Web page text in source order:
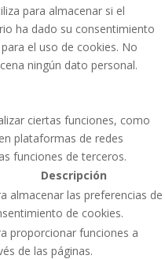
para almacenar si el
ha dado su consentimiento
el uso de cookies. No
ningún dato personal.
ciertas funciones, como
plataformas de redes
funciones de terceros.
Descripción
almacenar las preferencias de
de cookies.
proporcionar funciones a
de las páginas.